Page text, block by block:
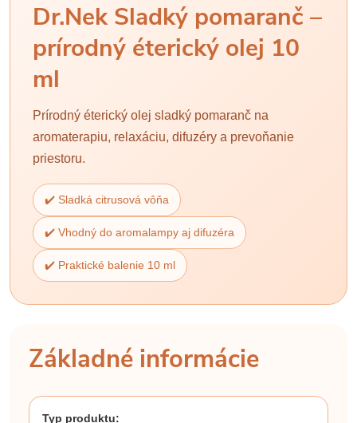
Dr.Nek Sladký pomaranč –
prírodný éterický olej 10
ml
Prírodný éterický olej sladký pomaranč na
aromaterapiu, relaxáciu, difuzéry a prevoňanie
priestoru.
✔️ Sladká citrusová vôňa
✔️ Vhodný do aromalampy aj difuzéra
✔️ Praktické balenie 10 ml
Základné informácie
Typ produktu: